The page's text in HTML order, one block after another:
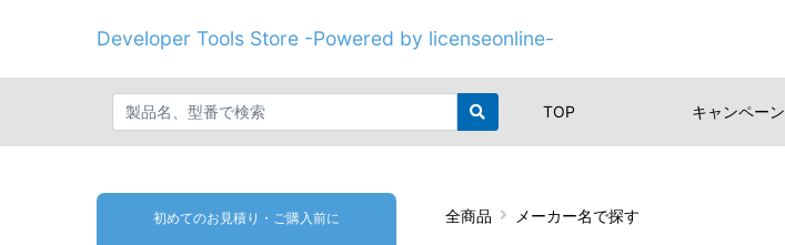
Developer Tools Store -Powered by licenseonline-
TOP キャンペーン
全商品 メーカー名で探す
初めてのお見積り・ご購入前に